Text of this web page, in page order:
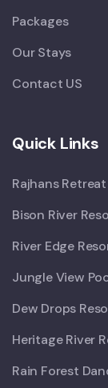
Packages
Our Stays
Contact US
Quick Links
Rajhans Retreat
Bison River
River Edge
Jungle View
Dew Drops
Heritage River
Rain Forest